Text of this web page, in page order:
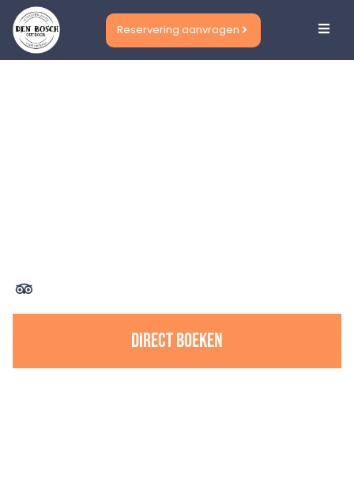
Reservering aanvragen
Direct boeken